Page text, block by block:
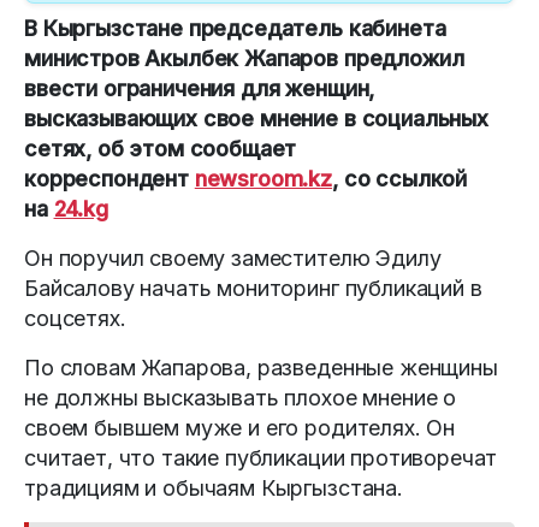
В Кыргызстане председатель кабинета
министров Акылбек Жапаров предложил
ввести ограничения для женщин,
высказывающих свое мнение в социальных
сетях, об этом сообщает
корреспондент newsroom.kz, со ссылкой
на 24.kg
Он поручил своему заместителю Эдилу
Байсалову начать мониторинг публикаций в
соцсетях.
По словам Жапарова, разведенные женщины
не должны высказывать плохое мнение о
своем бывшем муже и его родителях. Он
считает, что такие публикации противоречат
традициям и обычаям Кыргызстана.